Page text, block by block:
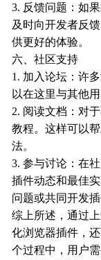
3. 反馈问题：如
及时向开发者反
供更好的体验。
六、社区支持
1. 加入论坛：许
以在这里与其他
2. 阅读文档：对
教程。这样可以
法。
3. 参与讨论：在
插件动态和最佳
问题或共同开发插
综上所述，通过
化浏览器插件，
个过程中，用户